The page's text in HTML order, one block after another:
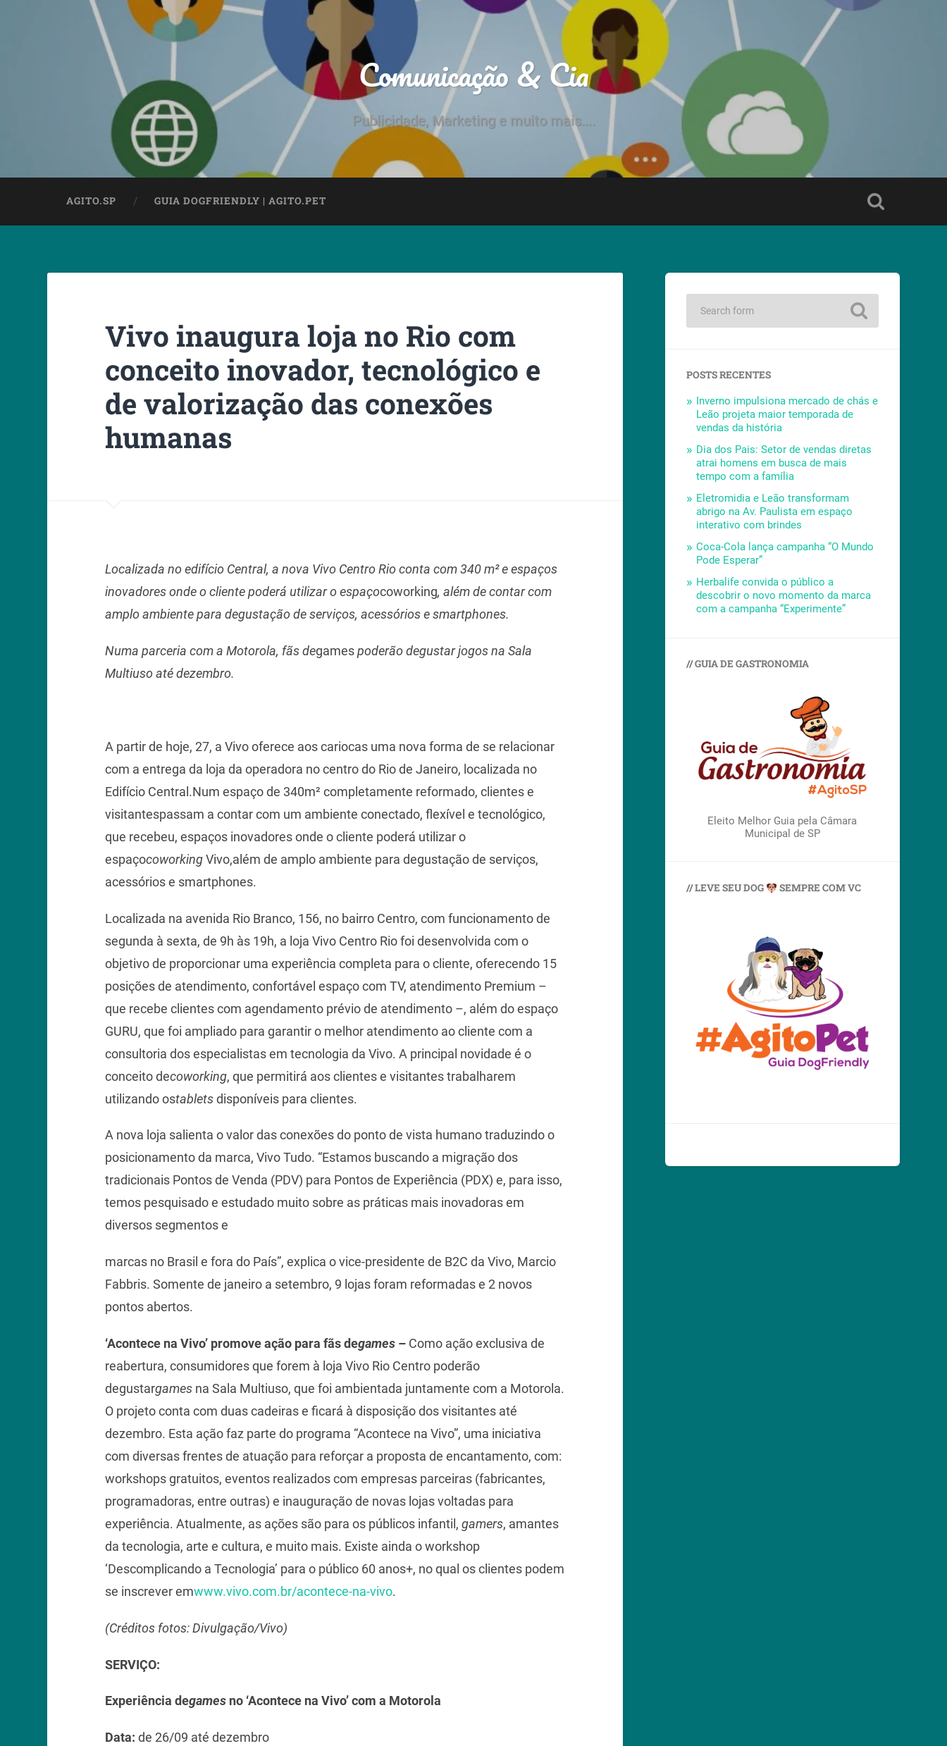
Comunicação & Cia
Publicidade, Marketing e muito mais....
AGITO.SP GUIA DOGFRIENDLY | AGITO.PET
Vivo inaugura loja no Rio com
conceito inovador, tecnológico e
de valorização das conexões
humanas
Localizada no edifício Central, a nova Vivo Centro Rio conta com 340 m² e espaços
inovadores onde o cliente poderá utilizar o espaçocoworking, além de contar com
amplo ambiente para degustação de serviços, acessórios e smartphones.
Numa parceria com a Motorola, fãs degamespoderão degustar jogos na Sala
Multiuso até dezembro.
A partir de hoje, 27, a Vivo oferece aos cariocas uma nova forma de se relacionar
com a entrega da loja da operadora no centro do Rio de Janeiro, localizada no
Edifício Central.Num espaço de 340m² completamente reformado, clientes e
visitantespassam a contar com um ambiente conectado, flexível e tecnológico,
que recebeu, espaços inovadores onde o cliente poderá utilizar o
espaçocoworkingVivo,além de amplo ambiente para degustação de serviços,
acessórios e smartphones.
Localizada na avenida Rio Branco, 156, no bairro Centro, com funcionamento de
segunda à sexta, de 9h às 19h, a loja Vivo Centro Rio foi desenvolvida com o
objetivo de proporcionar uma experiência completa para o cliente, oferecendo 15
posições de atendimento, confortável espaço com TV, atendimento Premium –
que recebe clientes com agendamento prévio de atendimento –, além do espaço
GURU, que foi ampliado para garantir o melhor atendimento ao cliente com a
consultoria dos especialistas em tecnologia da Vivo. A principal novidade é o
conceito decoworking, que permitirá aos clientes e visitantes trabalharem
utilizando ostabletsdisponíveis para clientes.
A nova loja salienta o valor das conexões do ponto de vista humano traduzindo o
posicionamento da marca, Vivo Tudo. “Estamos buscando a migração dos
tradicionais Pontos de Venda (PDV) para Pontos de Experiência (PDX) e, para isso,
temos pesquisado e estudado muito sobre as práticas mais inovadoras em
diversos segmentos e
marcas no Brasil e fora do País”, explica o vice-presidente de B2C da Vivo, Marcio
Fabbris. Somente de janeiro a setembro, 9 lojas foram reformadas e 2 novos
pontos abertos.
‘Acontece na Vivo’ promove ação para fãs degames–Como ação exclusiva de
reabertura, consumidores que forem à loja Vivo Rio Centro poderão
degustargamesna Sala Multiuso, que foi ambientada juntamente com a Motorola.
O projeto conta com duas cadeiras e ficará à disposição dos visitantes até
dezembro. Esta ação faz parte do programa “Acontece na Vivo”, uma iniciativa
com diversas frentes de atuação para reforçar a proposta de encantamento, com:
workshops gratuitos, eventos realizados com empresas parceiras (fabricantes,
programadoras, entre outras) e inauguração de novas lojas voltadas para
experiência. Atualmente, as ações são para os públicos infantil, gamers, amantes
da tecnologia, arte e cultura, e muito mais. Existe ainda o workshop
‘Descomplicando a Tecnologia’ para o público 60 anos+, no qual os clientes podem
se inscrever emwww.vivo.com.br/acontece-na-vivo.
(Créditos fotos: Divulgação/Vivo)
SERVIÇO:
Experiência degamesno ‘Acontece na Vivo’ com a Motorola
Data: de 26/09 até dezembro
POSTS RECENTES
Inverno impulsiona mercado de chás e
Leão projeta maior temporada de
vendas da história
Dia dos Pais: Setor de vendas diretas
atrai homens em busca de mais
tempo com a família
Eletromidia e Leão transformam
abrigo na Av. Paulista em espaço
interativo com brindes
Coca-Cola lança campanha “O Mundo
Pode Esperar”
Herbalife convida o público a
descobrir o novo momento da marca
com a campanha “Experimente”
// GUIA DE GASTRONOMIA
Eleito Melhor Guia pela Câmara
Municipal de SP
// LEVE SEU DOG SEMPRE COM VC